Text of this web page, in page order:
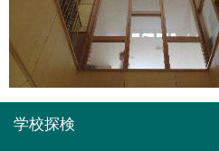
学校探検